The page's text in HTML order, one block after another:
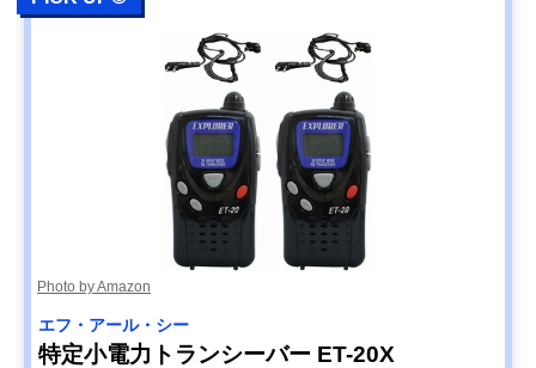
Photo by Amazon
エフ・アール・シー
特定小電力トランシーバー ET-20X